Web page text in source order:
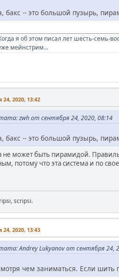
бакс -- это большой пузырь,
я об этом писал лет шесть-семь-
мейнстрим...
24, 2020, 13:42
zwh от сентября 24, 2020, 08:14
бакс -- это большой пузырь,
не может быть пирамидой.
потому что эта система и по
scripsi.
24, 2020, 13:43
Andrey Lukyanov от сентября 24,
чем заниматься. Если шить